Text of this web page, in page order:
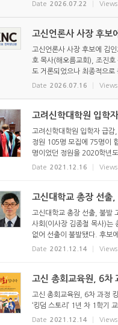
Date 2026.07.22 Views
고신언론사 사장 후보
고신언론사 사장 후보에 김
호 목사(해오름교회), 조진
도 거론되었으나 최종적으로
Date 2026.07.16 Views
고려신학대학원 입학
고려신학대학원 입학자 급
정원 105명 모집에 75명이
명이었던 정원을 2020학년
Date 2021.12.16 Views
고신대학교 총장 선출,
고신대학교 총장 선출, 불발
사회(이사장 김종철 목사)는
없어 선출이 불발됐다. 후보
Date 2021.12.14 Views
고신 총회교육원, 6차
고신 총회교육원, 6차 과정
‘킹덤 스토리’ 1년 차 1학기
Date 2021.12.14 Views